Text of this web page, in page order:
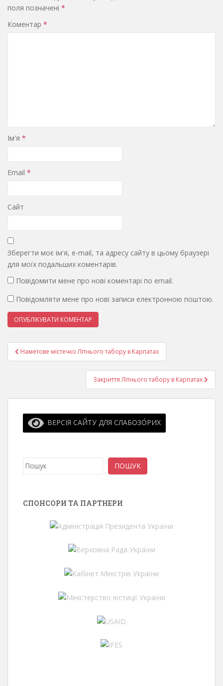
поля позначені *
Коментар *
Ім'я *
Email *
Сайт
Зберегти моє ім'я, e-mail, та адресу сайту в цьому браузері
для моїх подальших коментарів.
Повідомити мене про нові коментарі по email.
Повідомляти мене про нові записи електронною поштою.
Навігація
записів
Наметове містечко Літнього табору в Карпатах
Закриття Літнього табору в Карпатах
ВЕРСІЯ САЙТУ ДЛЯ СЛАБОЗО́РИХ
Пошук ПОШУК
СПОНСОРИ ТА ПАРТНЕРИ